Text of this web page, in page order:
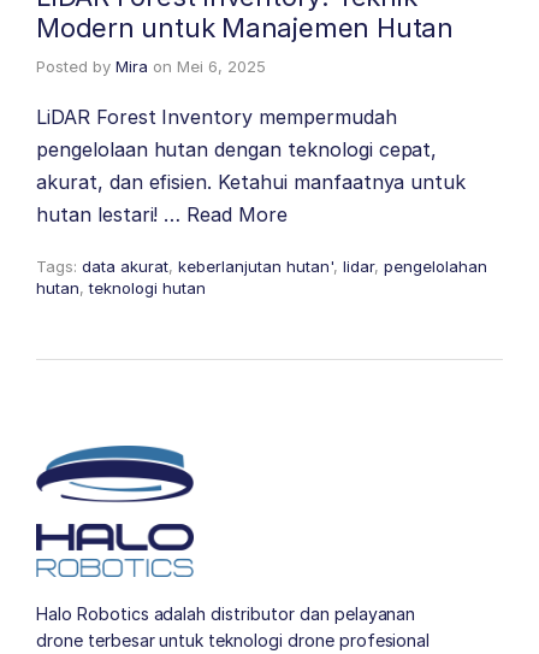
Modern untuk Manajemen Hutan
Posted by Mira on Mei 6, 2025
LiDAR Forest Inventory mempermudah
pengelolaan hutan dengan teknologi cepat,
akurat, dan efisien. Ketahui manfaatnya untuk
hutan lestari! … Read More
Tags: data akurat, keberlanjutan hutan', lidar, pengelolahan
hutan,teknologi hutan
Halo Robotics adalah distributor dan pelayanan
drone terbesar untuk teknologi drone profesional